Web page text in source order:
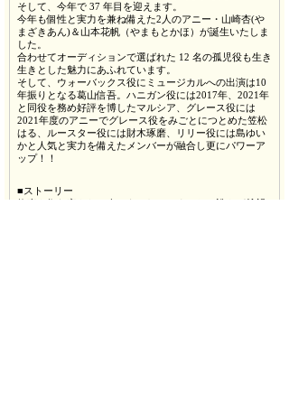
そして、今年で 37 年目を迎えます。
今年も個性と実力を兼ね備えた2人のアニー・山崎杏(や
まざきあん)＆山本花帆（やまもとかほ）が誕生いたしま
した。
合わせてオーディションで選ばれた 12 名の孤児役も生き
生きとした魅力にあふれています。
そして、ウォーバックス役にミュージカルへの出演は10
年振りとなる葛山信吾。ハニガン役には2017年、2021年
と同役を務め好評を博したマルシア、グレース役には
2021年度のアニーでグレース役をみごとにつとめた笠松
はる、ルースター役には財木琢磨、リリー役には島ゆい
かと人気と実力を備えたメンバーが融合し更にパワーア
ップ！！
■ストーリー